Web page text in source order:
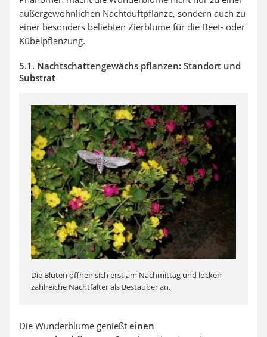
außergewöhnlichen Nachtduftpflanze, sondern auch zu
einer besonders beliebten Zierblume für die Beet- oder
Kübelpflanzung.
5.1. Nachtschattengewächs pflanzen: Standort und
Substrat
Die Blüten öffnen sich erst am Nachmittag und locken
zahlreiche Nachtfalter als Bestäuber an.
Die Wunderblume genießt einen